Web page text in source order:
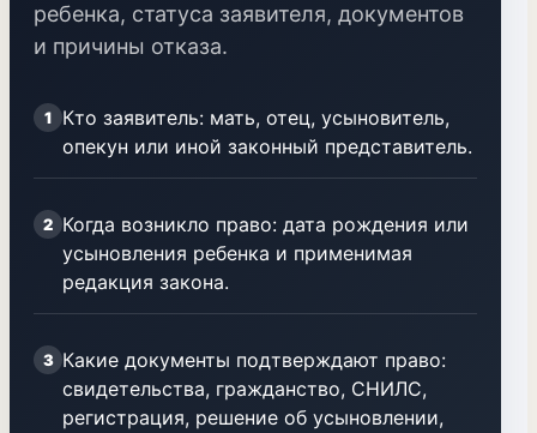
ребенка, статуса заявителя, документов
и причины отказа.
1
Кто заявитель: мать, отец, усыновитель,
опекун или иной законный представитель.
2 Когда возникло право: дата рождения или
усыновления ребенка и применимая
редакция закона.
3 Какие документы подтверждают право:
свидетельства, гражданство, СНИЛС,
регистрация, решение об усыновлении,